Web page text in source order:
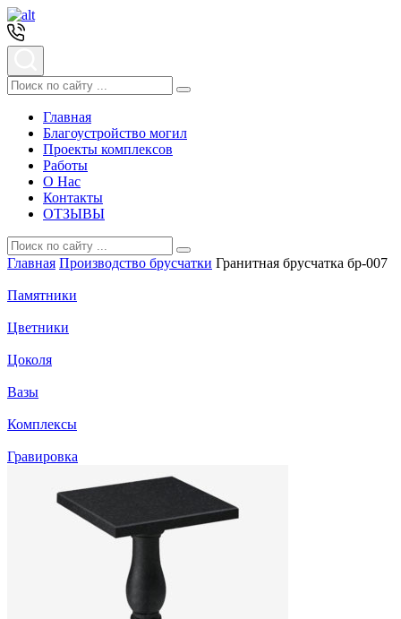
Главная
Благоустройство могил
Проекты комплексов
Работы
О Нас
Контакты
ОТЗЫВЫ
Главная Производство брусчатки Гранитная брусчатка бр-007
Памятники
Цветники
Цоколя
Вазы
Комплексы
Гравировка